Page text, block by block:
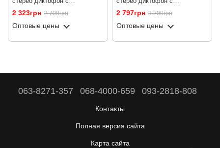
активацией голосом Savetek
GS-R29, 32 Гб, Bluetooth,
запись звонков, до 30 ч
2 323грн 2 700грн
Оптовые цены
активацией голосом Savetek
GS-R29, 64 Гб, Bluetooth,
запись звонков, до 30 ч
2 797грн 3 200грн
Оптовые цены
063-8271-357 068-4000-659 093-2818-808
Контакты
Полная версия сайта
Карта сайта